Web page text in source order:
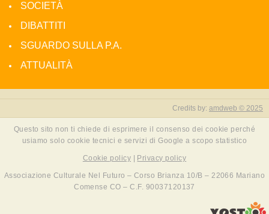
SOCIETÀ
DIBATTITI
SGUARDO SULLA P.A.
ATTUALITÀ
Credits by: amdweb © 2025
Questo sito non ti chiede di esprimere il consenso dei cookie perché
usiamo solo cookie tecnici e servizi di Google a scopo statistico
Cookie policy Privacy policy
Associazione Culturale Nel Futuro – Corso Brianza 10/B – 22066 Mariano
Comense CO – C.F. 90037120137